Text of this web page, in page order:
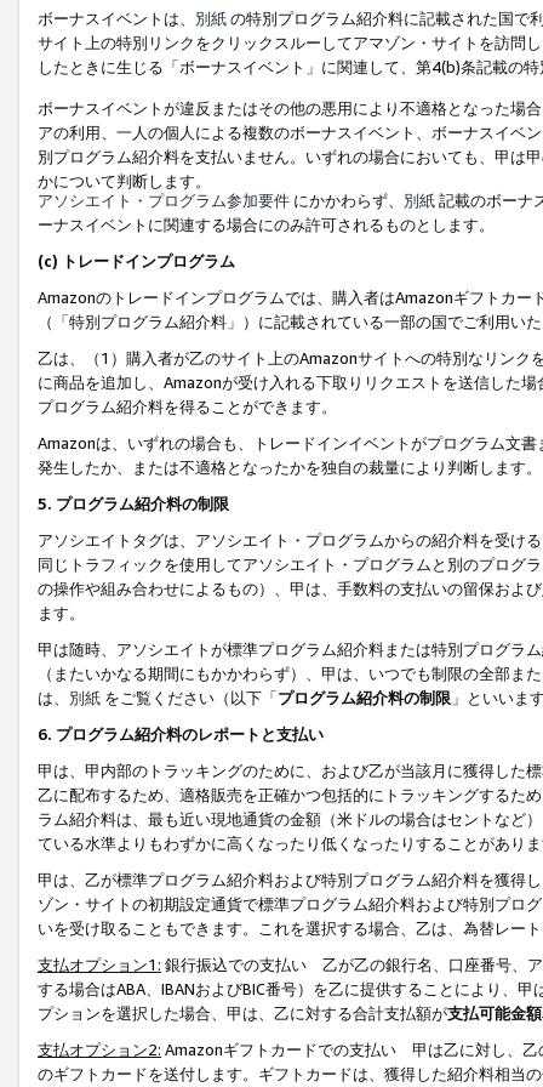
ボーナスイベントは、 別紙の特別プログラム紹介料に記載された国で
サイト上の特別リンクをクリックスルーしてアマゾン・サイトを訪問
したときに生じる「ボーナスイベント」に関連して、第4(b)条記載の
ボーナスイベントが違反またはその他の悪用により不適格となった場
アの利用、一人の個人による複数のボーナスイベント、ボーナスイベ
別プログラム紹介料を支払いません。いずれの場合においても、甲は
かについて判断します。
アソシエイト・プログラム参加要件 にかかわらず、 別紙記載のボーナ
ーナスイベントに関連する場合にのみ許可されるものとします。
(c) トレードインプログラム
Amazonのトレードインプログラムでは、購入者はAmazonギフトカ
（「特別プログラム紹介料」）に記載されている一部の国でご利用い
乙は、（1）購入者が乙のサイト上のAmazonサイトへの特別なリン
に商品を追加し、Amazonが受け入れる下取りリクエストを送信した
プログラム紹介料を得ることができます。
Amazonは、いずれの場合も、トレードインイベントがプログラム文
発生したか、または不適格となったかを独自の裁量により判断します。
5. プログラム紹介料の制限
アソシエイトタグは、アソシエイト・プログラムからの紹介料を受け
同じトラフィックを使用してアソシエイト・プログラムと別のプログ
の操作や組み合わせによるもの）、甲は、手数料の支払いの留保およ
ます。
甲は随時、アソシエイトが標準プログラム紹介料または特別プログラ
（またいかなる期間にもかかわらず）、甲は、いつでも制限の全部
は、 別紙 をご覧ください（以下「プログラム紹介料の制限 」といいま
6. プログラム紹介料のレポートと支払い
甲は、甲内部のトラッキングのために、および乙が当該月に獲得した
乙に配布するため、適格販売を正確かつ包括的にトラッキングするた
ラム紹介料は、最も近い現地通貨の金額（米ドルの場合はセントなど
ている水準よりもわずかに高くなったり低くなったりすることがあり
甲は、乙が標準プログラム紹介料および特別プログラム紹介料を獲得
ゾン・サイトの初期設定通貨で標準プログラム紹介料および特別プロ
いを受け取ることもできます。これを選択する場合、乙は、為替レー
支払オプション1: 銀行振込での支払い 乙が乙の銀行名、口座番号、
する場合はABA、IBANおよびBIC番号）を乙に提供することにより、
プションを選択した場合、甲は、乙に対する合計支払額が支払可能金
支払オプション2: Amazonギフトカードでの支払い 甲は乙に対し、乙
のギフトカードを送付します。ギフトカードは、獲得した紹介料相当